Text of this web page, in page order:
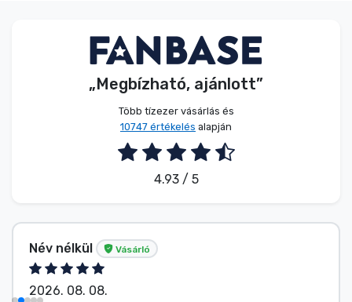
„Megbízható, ajánlott”
Több tízezer vásárlás és
10747 értékelés alapján
4.93 / 5
Név nélkül Vásárló
2026. 08. 08.